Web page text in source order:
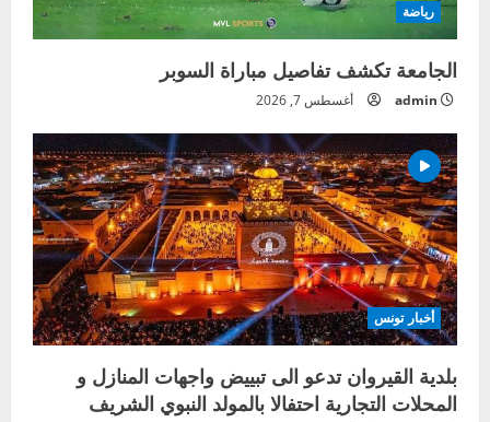
رياضة
الجامعة تكشف تفاصيل مباراة السوبر
admin أغسطس 7, 2026
أخبار تونس
بلدية القيروان تدعو الى تبييض واجهات المنازل و
المحلات التجارية احتفالا بالمولد النبوي الشريف